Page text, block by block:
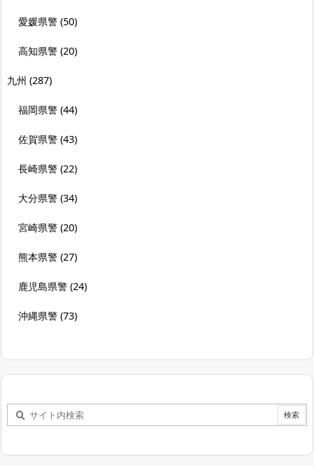
愛媛県警 (50)
高知県警 (20)
九州 (287)
福岡県警 (44)
佐賀県警 (43)
長崎県警 (22)
大分県警 (34)
宮崎県警 (20)
熊本県警 (27)
鹿児島県警 (24)
沖縄県警 (73)